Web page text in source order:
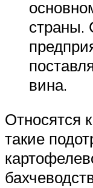
страны.
вина.
Относятся
такие